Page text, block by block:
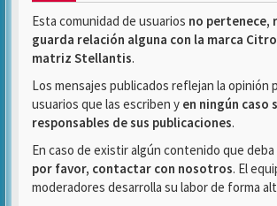
Esta comunidad de usuarios no pertenece,
guarda relación alguna con la marca
matriz Stellantis.
Los mensajes publicados reflejan la opinión
usuarios que las escriben y en ningún caso
responsables de sus publicaciones.
En caso de existir algún contenido que
por favor, contactar con nosotros. El
moderadores desarrolla su labor de forma